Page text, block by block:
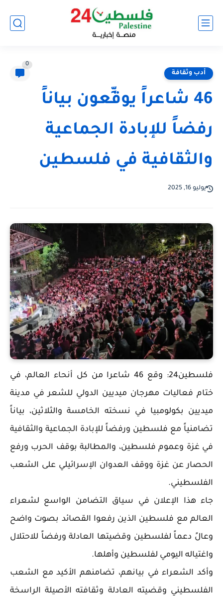
أدب وثقافة
0
46 شاعراً يوقِّعون بياناً
رفضاً للإبادة الجماعية
والثقافية في فلسطين
يوليو 16, 2025
فلسطين24: وقع 46 شاعرا من كل أنحاء العالم، في
ختام فعاليات مهرجان ميديين الدولي للشعر في مدينة
ميديين بكولومبيا في نسخته الخامسة والثلاثين، بياناً
تضامنياً مع فلسطين ورفضاً للإبادة الجماعية والثقافية
في غزة وعموم فلسطين، والمطالبة بوقف الحرب ورفع
الحصار عن غزة ووقف العدوان الإسرائيلي على الشعب
الفلسطيني.
جاء هذا الإعلان في سياق التضامن الواسع لشعراء
العالم مع فلسطين الذين رفعوا القصائد بصوت واضح
وعالً دعماً لفلسطين وقضيتها العادلة ورفضاً للاحتلال
واغتياله اليومي لفلسطين وأهلها.
وأكد الشعراء في بيانهم، تضامنهم الأكيد مع الشعب
الفلسطيني وقضيته العادلة وثقافته الأصيلة الراسخة